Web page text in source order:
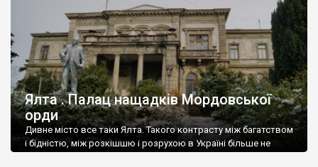
Ялта . Палац нащадків Мордовської
орди
Дивне місто все таки Ялта. Такого контрасту між багатством
і бідністю, між розкішшю і розрухою в Україні більше не